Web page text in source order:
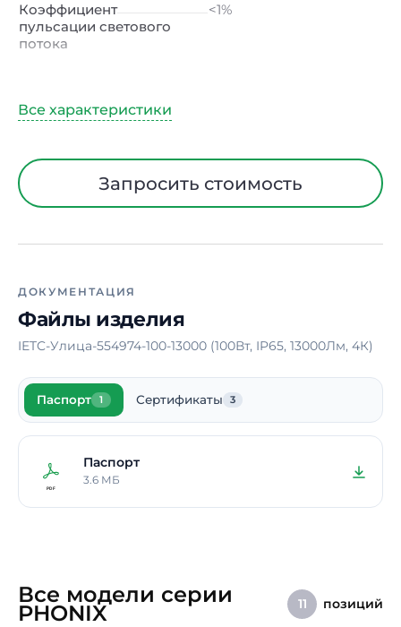
Коэффициент
пульсации светового
потока
<1%
Климатическое
Диапазон рабочих
температур
Ширина
Высота
Срок службы
10 лет
Гарантия
Примечание
индивидуальному
Запросить стоимость
ДОКУМЕНТАЦИЯ
Файлы изделия
IETC-Улица-554974-100-13000 (100Вт, IP65, 13000Лм, 4К)
Паспорт 1 Сертификаты 3
Паспорт
3.6 МБ
Все модели серии
PHONIX 11 позиций